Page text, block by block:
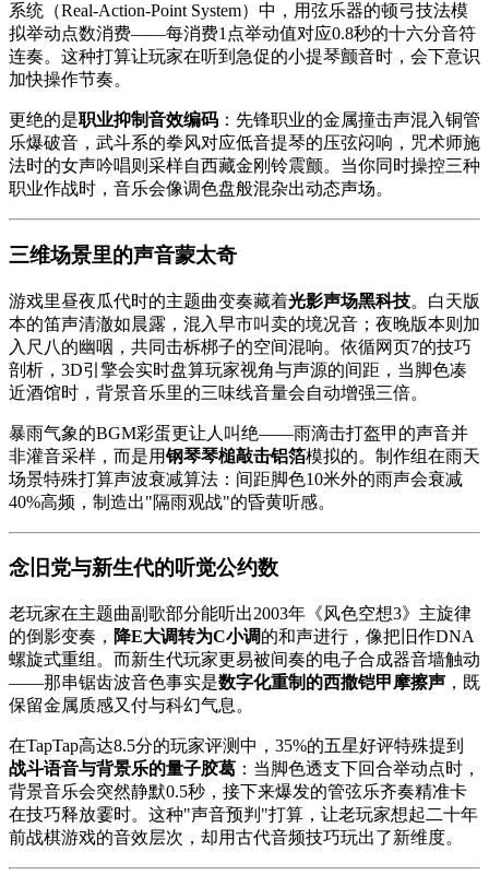
系统（Real-Action-Point System）中，用弦乐器的顿弓技法模
拟举动点数消费——每消费1点举动值对应0.8秒的十六分音符
连奏。这种打算让玩家在听到急促的小提琴颤音时，会下意识
加快操作节奏。
更绝的是职业抑制音效编码 ：先锋职业的金属撞击声混入铜管
乐爆破音，武斗系的拳风对应低音提琴的压弦闷响，咒术师施
法时的女声吟唱则采样自西藏金刚铃震颤。当你同时操控三种
职业作战时，音乐会像调色盘般混杂出动态声场。
三维场景里的声音蒙太奇
游戏里昼夜瓜代时的主题曲变奏藏着光影声场黑科技。白天版
本的笛声清澈如晨露，混入早市叫卖的境况音；夜晚版本则加
入尺八的幽咽，共同击柝梆子的空间混响。依循网页7的技巧
剖析，3D引擎会实时盘算玩家视角与声源的间距，当脚色凑
近酒馆时，背景音乐里的三味线音量会自动增强三倍。
暴雨气象的BGM彩蛋更让人叫绝——雨滴击打盔甲的声音并
非灌音采样，而是用钢琴琴槌敲击铝箔模拟的。制作组在雨天
场景特殊打算声波衰减算法：间距脚色10米外的雨声会衰减
40%高频，制造出"隔雨观战"的昏黄听感。
念旧党与新生代的听觉公约数
老玩家在主题曲副歌部分能听出2003年《风色空想3》主旋律
的倒影变奏， 降E大调转为C小调的和声进行，像把旧作DNA
螺旋式重组。而新生代玩家更易被间奏的电子合成器音墙触动
——那串锯齿波音色事实是数字化重制的西撒铠甲摩擦声 ，既
保留金属质感又付与科幻气息。
在TapTap高达8.5分的玩家评测中，35%的五星好评特殊提到
战斗语音与背景乐的量子胶葛 ：当脚色透支下回合举动点时，
背景音乐会突然静默0.5秒，接下来爆发的管弦乐齐奏精准卡
在技巧释放霎时。这种"声音预判"打算，让老玩家想起二十年
前战棋游戏的音效层次，却用古代音频技巧玩出了新维度。